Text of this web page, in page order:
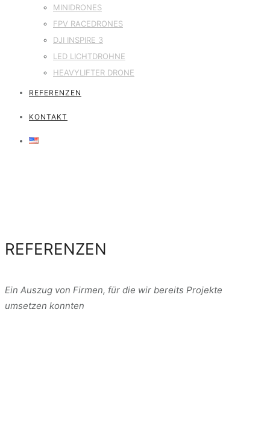
MINIDRONES
FPV RACEDRONES
DJI INSPIRE 3
LED LICHTDROHNE
HEAVYLIFTER DRONE
REFERENZEN
KONTAKT
REFERENZEN
Ein Auszug von Firmen, für die wir bereits Projekte
umsetzen konnten